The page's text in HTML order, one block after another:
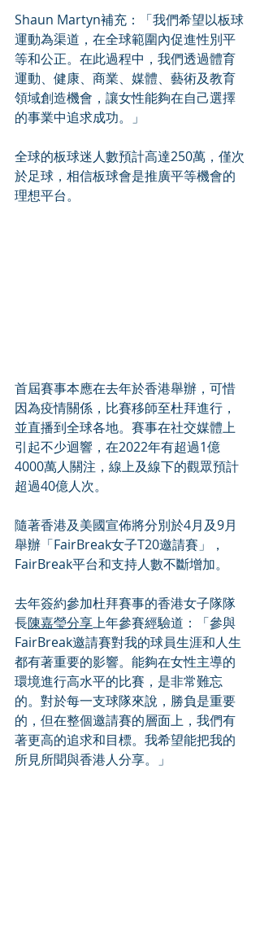
Shaun Martyn補充：「我們希望以板球
運動為渠道，在全球範圍內促進性別平
等和公正。在此過程中，我們透過體育
運動、健康、商業、媒體、藝術及教育
領域創造機會，讓女性能夠在自己選擇
的事業中追求成功。」
全球的板球迷人數預計高達250萬，僅次
於足球，相信板球會是推廣平等機會的
理想平台。
首屆賽事本應在去年於香港舉辦，可惜
因為疫情關係，比賽移師至杜拜進行，
並直播到全球各地。賽事在社交媒體上
引起不少迴響，在2022年有超過1億
4000萬人關注，線上及線下的觀眾預計
超過40億人次。
隨著香港及美國宣佈將分別於4月及9月
舉辦「FairBreak女子T20邀請賽」，
FairBreak平台和支持人數不斷增加。
去年簽約參加杜拜賽事的香港女子隊隊
長陳嘉瑩分享上年參賽經驗道：「參與
FairBreak邀請賽對我的球員生涯和人生
都有著重要的影響。能夠在女性主導的
環境進行高水平的比賽，是非常難忘
的。對於每一支球隊來說，勝負是重要
的，但在整個邀請賽的層面上，我們有
著更高的追求和目標。我希望能把我的
所見所聞與香港人分享。」